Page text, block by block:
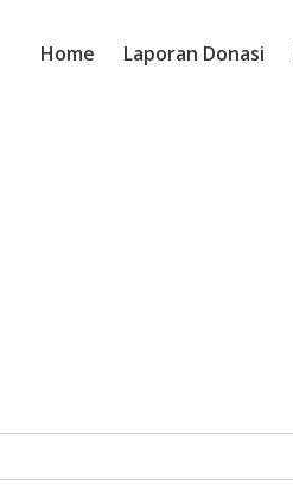
Home Laporan Donasi